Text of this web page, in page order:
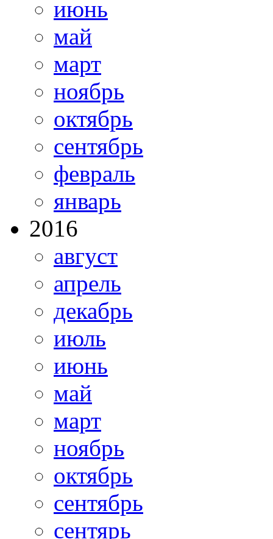
июнь
май
март
ноябрь
октябрь
сентябрь
февраль
январь
2016
август
апрель
декабрь
июль
июнь
май
март
ноябрь
октябрь
сентябрь
сентярь